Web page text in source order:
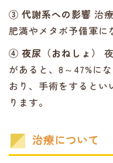
③ 代謝系への影響 治
肥満やメタボ予備軍に
④ 夜尿（おねしょ）
があると、8～47%に
おり、手術をするとい
ります。
治療について